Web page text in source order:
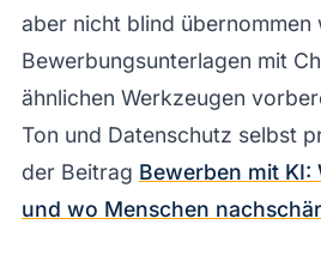
aber nicht blind übernommen
Bewerbungsunterlagen mit
ähnlichen Werkzeugen
Ton und Datenschutz selbst
der Beitrag Bewerben mit KI:
und wo Menschen